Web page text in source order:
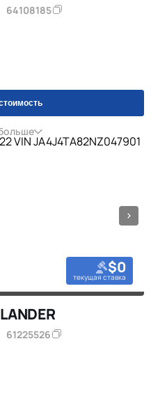
64108185
$0
текущая ставка
61225526